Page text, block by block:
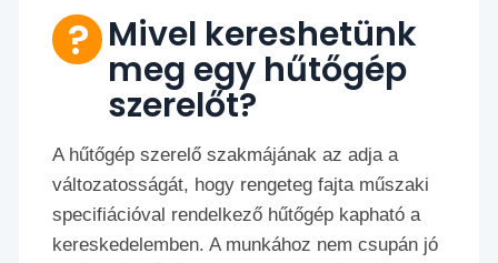
Mivel kereshetünk
meg egy hűtőgép
szerelőt?
A hűtőgép szerelő szakmájának az adja a
változatosságát, hogy rengeteg fajta műszaki
specifiációval rendelkező hűtőgép kapható a
kereskedelemben. A munkához nem csupán jó